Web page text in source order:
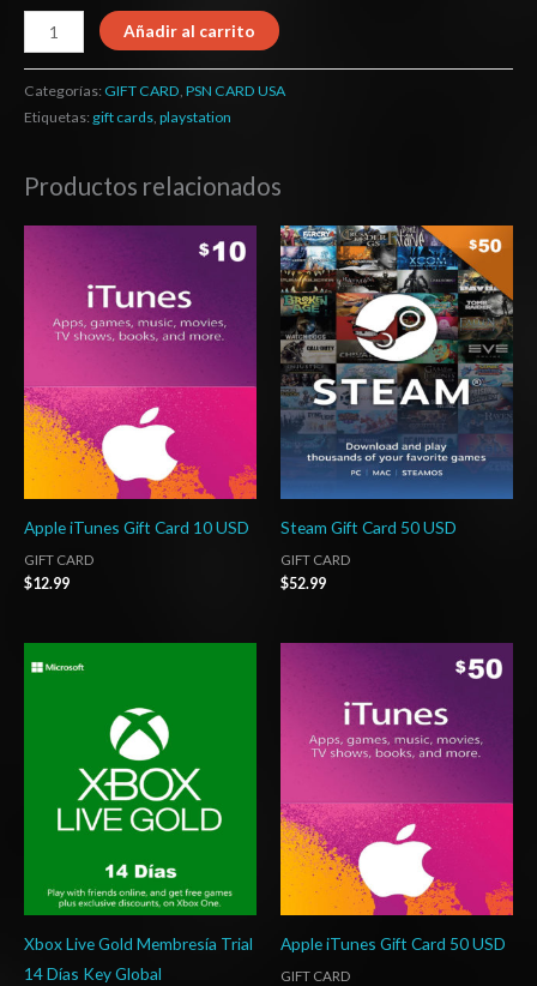
Añadir al carrito
Categorías: GIFT CARD PSN CARD USA
Etiquetas: gift cards playstation
Productos relacionados
Apple iTunes Gift Card 10 USD
GIFT CARD
$12.99
Steam Gift Card 50 USD
GIFT CARD
$52.99
Xbox Live Gold Membresía Trial
14 Días Key Global
Apple iTunes Gift Card 50 USD
GIFT CARD